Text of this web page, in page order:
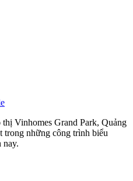
Vinhomes Grand Park, Quảng
trong những công trình biểu
nay.